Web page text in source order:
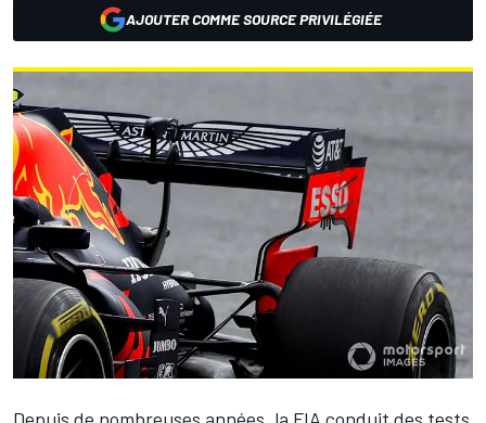
AJOUTER COMME SOURCE PRIVILÉGIÉE